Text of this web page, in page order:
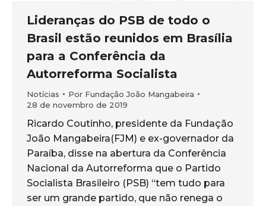
Lideranças do PSB de todo o
Brasil estão reunidos em Brasília
para a Conferência da
Autorreforma Socialista
Notícias Por Fundação João Mangabeira
28 de novembro de 2019
Ricardo Coutinho, presidente da Fundação
João Mangabeira(FJM) e ex-governador da
Paraíba, disse na abertura da Conferência
Nacional da Autorreforma que o Partido
Socialista Brasileiro (PSB) “tem tudo para
ser um grande partido, que não renega o